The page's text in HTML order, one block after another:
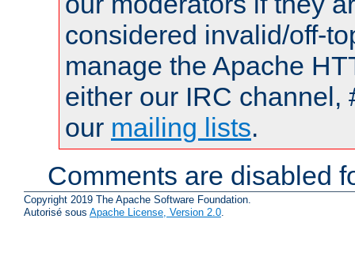
considered invalid/off-
manage the Apache
either our IRC channel,
our mailing lists.
Comments are disabled
Copyright 2019 The Apache Software Foundation.
Autorisé sous Apache License, Version 2.0.